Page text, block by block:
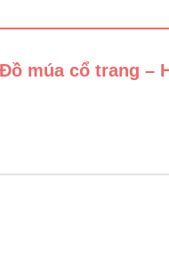
múa cổ trang –